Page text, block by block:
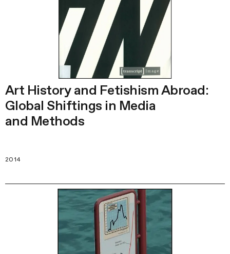
Art History and Fetishism Abroad:
Global Shiftings in Media
and Methods
2014